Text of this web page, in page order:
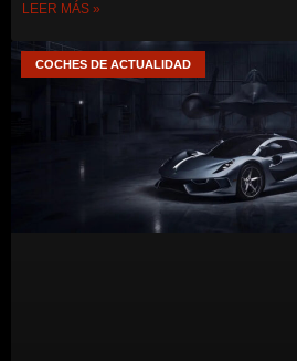
LEER MÁS »
COCHES DE ACTUALIDAD